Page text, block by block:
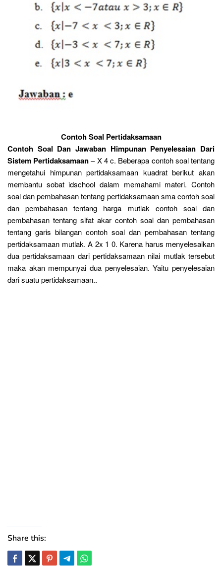
Contoh Soal Pertidaksamaan
Contoh Soal Dan Jawaban Himpunan Penyelesaian Dari
Sistem Pertidaksamaan– X 4 c. Beberapa contoh soal tentang
mengetahui himpunan pertidaksamaan kuadrat berikut akan
membantu sobat idschool dalam memahami materi. Contoh
soal dan pembahasan tentang pertidaksamaan sma contoh soal
dan pembahasan tentang harga mutlak contoh soal dan
pembahasan tentang sifat akar contoh soal dan pembahasan
tentang garis bilangan contoh soal dan pembahasan tentang
pertidaksamaan mutlak. A 2x 1 0. Karena harus menyelesaikan
dua pertidaksamaan dari pertidaksamaan nilai mutlak tersebut
maka akan mempunyai dua penyelesaian. Yaitu penyelesaian
dari suatu pertidaksamaan..
Share this: